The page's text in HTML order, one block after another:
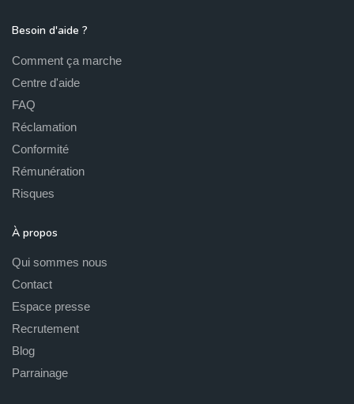
Besoin d'aide ?
Comment ça marche
Centre d'aide
FAQ
Réclamation
Conformité
Rémunération
Risques
À propos
Qui sommes nous
Contact
Espace presse
Recrutement
Blog
Parrainage